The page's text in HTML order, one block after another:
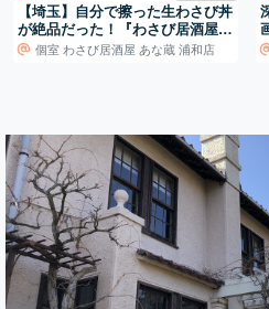
【埼玉】自分で擦った生わさび丼
が絶品だった！『わさび居酒屋
あな蔵』
個室 わさび居酒屋 あな蔵 浦和店